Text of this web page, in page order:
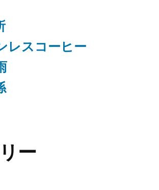
レスコーヒー
ー